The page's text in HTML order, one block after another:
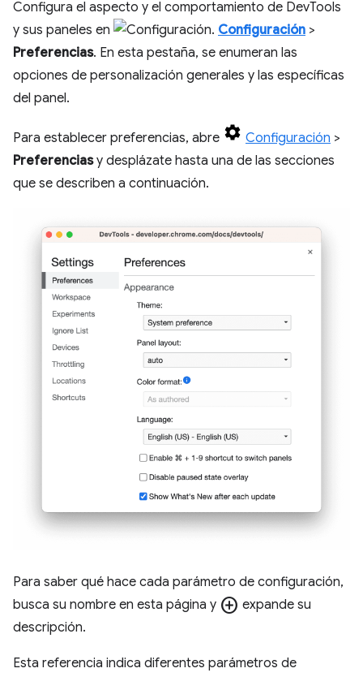
Configura el aspecto y el comportamiento de DevTools
y sus paneles en
Configuración >
Preferencias. En esta pestaña, se enumeran las
opciones de personalización generales y las específicas
del panel.
Para establecer preferencias, abre Configuración >
Preferenciasy desplázate hasta una de las secciones
que se describen a continuación.
Para saber qué hace cada parámetro de configuración,
busca su nombre en esta página y add_circle expande su
descripción.
Esta referencia indica diferentes parámetros de